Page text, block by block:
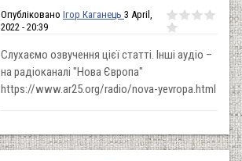
Опубліковано Ігор Каганець 3 April,
2022 - 20:39
Слухаємо озвучення цієї статті. Інші аудіо –
на радіоканалі "Нова Європа"
https://www.ar25.org/radio/nova-yevropa.html